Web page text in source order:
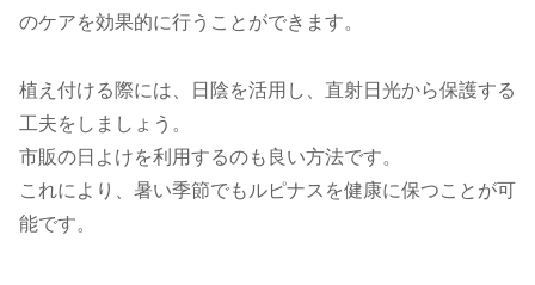
のケアを効果的に行うことができます。
植え付ける際には、日陰を活用し、直射日光から保護する
工夫をしましょう。
市販の日よけを利用するのも良い方法です。
これにより、暑い季節でもルピナスを健康に保つことが可
能です。